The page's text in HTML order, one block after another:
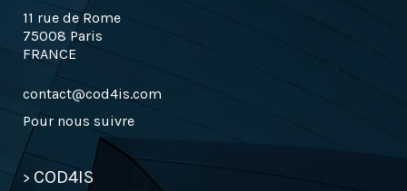
Expertise retail
Cas clients
Blog
EFEL Consulting
Contact
11 rue de Rome
75008 Paris
FRANCE
contact@cod4is.com
Pour nous suivre
> COD4IS